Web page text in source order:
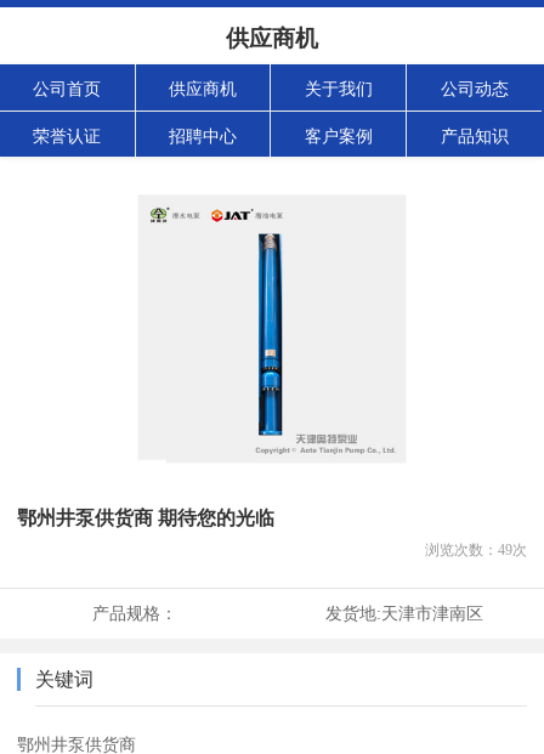
供应商机
公司首页 供应商机 关于我们 公司动态
荣誉认证 招聘中心 客户案例 产品知识
鄂州井泵供货商 期待您的光临
浏览次数： 49次
产品规格： 发货地:天津市津南区
关键词
鄂州井泵供货商